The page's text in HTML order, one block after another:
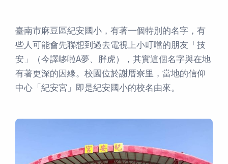
臺南市麻豆區紀安國小，有著一個特別的名字，有
些人可能會先聯想到過去電視上小叮噹的朋友「技
安」（今譯哆啦A夢、胖虎），其實這個名字與在地
有著更深的因緣。校園位於謝厝寮里，當地的信仰
中心「紀安宮」即是紀安國小的校名由來。